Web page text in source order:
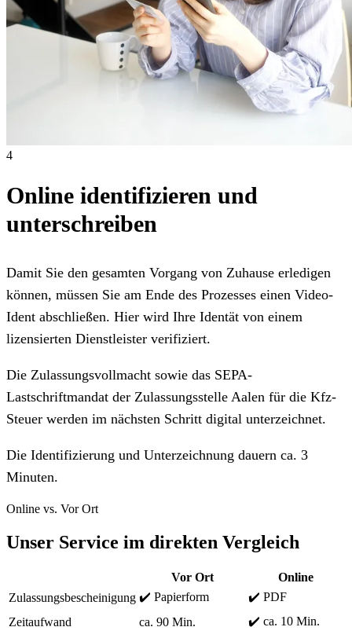
4
Online identifizieren und
unterschreiben
Damit Sie den gesamten Vorgang von Zuhause erledigen
können, müssen Sie am Ende des Prozesses einen Video-
Ident abschließen. Hier wird Ihre Identät von einem
lizensierten Dienstleister verifiziert.
Die Zulassungsvollmacht sowie das SEPA-
Lastschriftmandat der Zulassungsstelle Aalen für die Kfz-
Steuer werden im nächsten Schritt digital unterzeichnet.
Die Identifizierung und Unterzeichnung dauern ca. 3
Minuten.
Online vs. Vor Ort
Unser Service im direkten Vergleich
Vor Ort
Online
Zulassungsbescheinigung ✔️ Papierform
✔️ PDF
Zeitaufwand
ca. 90 Min.
✔️ ca. 10 Min.